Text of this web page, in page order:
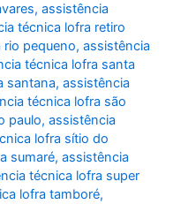
,assistência
técnica lofra retiro
pequeno,assistência
técnica lofra santa
santana,assistência
técnica lofra são
paulo,assistência
lofra sítio do
sumaré,assistência
técnica lofra super
lofra tamboré,